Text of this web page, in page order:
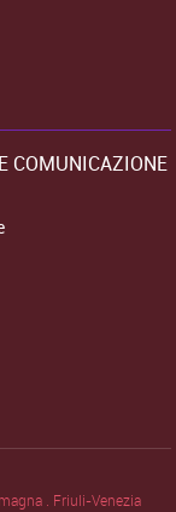
COMUNICAZIONE
. Friuli-Venezia